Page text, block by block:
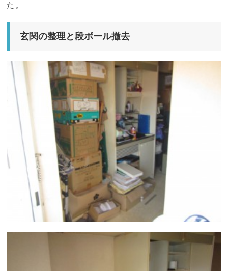
た。
玄関の整理と段ボール撤去